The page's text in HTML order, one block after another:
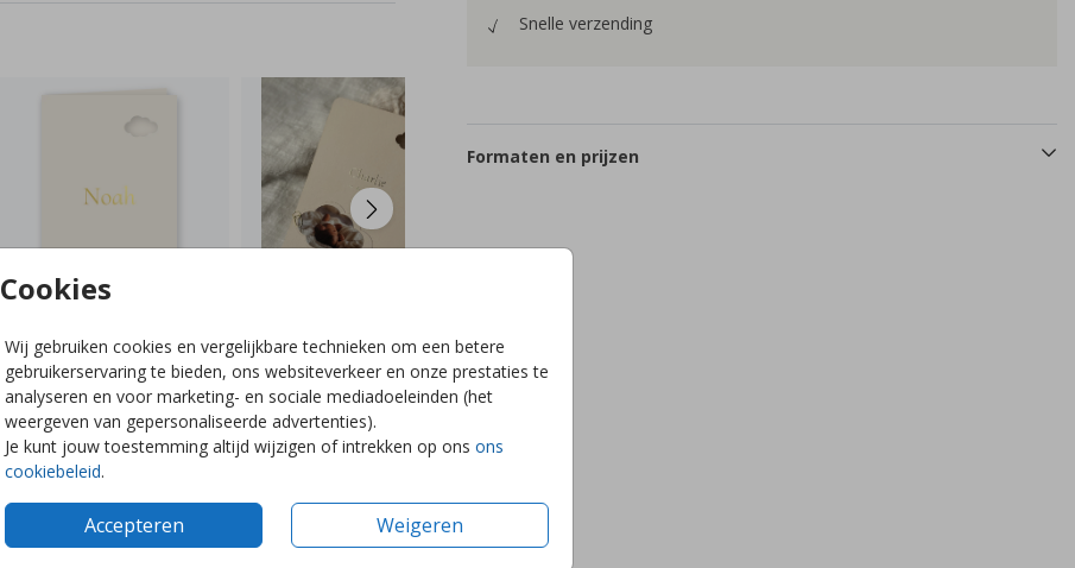
Cookies
Wij gebruiken cookies en vergelijkbare technieken om een betere
gebruikerservaring te bieden, ons websiteverkeer en onze prestaties te
analyseren en voor marketing- en sociale mediadoeleinden (het
weergeven van gepersonaliseerde advertenties).
Je kunt jouw toestemming altijd wijzigen of intrekken op ons ons
cookiebeleid.
Accepteren Weigeren
Snelle verzending
Formaten en prijzen